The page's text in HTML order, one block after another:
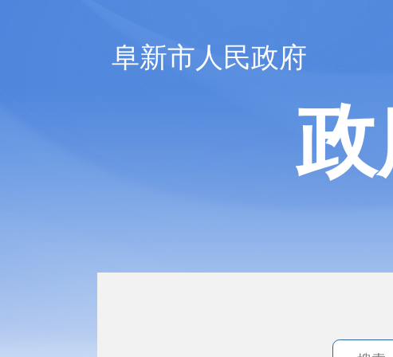
阜新市人民政府